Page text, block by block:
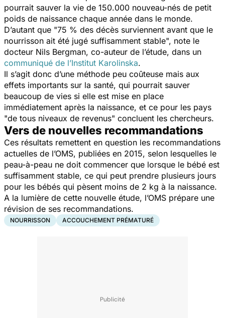
pourrait sauver la vie de 150.000 nouveau-nés de petit
poids de naissance chaque année dans le monde.
D’autant que "75 % des décès surviennent avant que le
nourrisson ait été jugé suffisamment stable", note le
docteur Nils Bergman, co-auteur de l’étude, dans un
communiqué de l’Institut Karolinska.
Il s’agit donc d’une méthode peu coûteuse mais aux
effets importants sur la santé, qui pourrait sauver
beaucoup de vies si elle est mise en place
immédiatement après la naissance, et ce pour les pays
"de tous niveaux de revenus" concluent les chercheurs.
Vers de nouvelles recommandations
Ces résultats remettent en question les recommandations
actuelles de l’OMS, publiées en 2015, selon lesquelles le
peau-à-peau ne doit commencer que lorsque le bébé est
suffisamment stable, ce qui peut prendre plusieurs jours
pour les bébés qui pèsent moins de 2 kg à la naissance.
A la lumière de cette nouvelle étude, l’OMS prépare une
révision de ses recommandations.
NOURRISSON ACCOUCHEMENT PRÉMATURÉ